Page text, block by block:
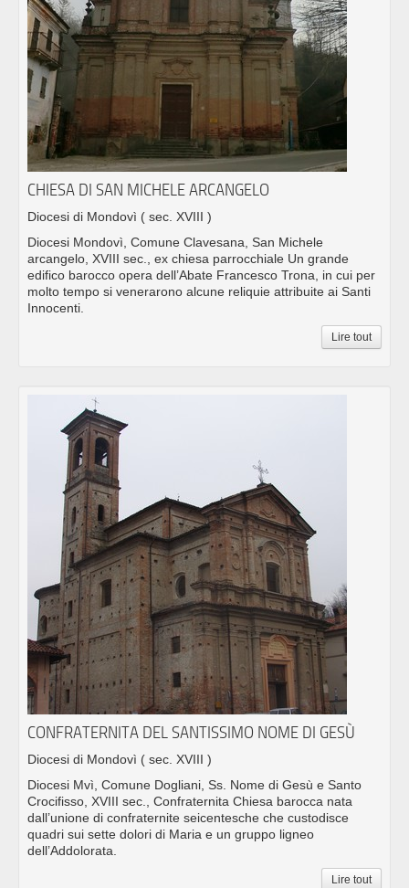
CHIESA DI SAN MICHELE ARCANGELO
Diocesi di Mondovì ( sec. XVIII )
Diocesi Mondovì, Comune Clavesana, San Michele
arcangelo, XVIII sec., ex chiesa parrocchiale Un grande
edifico barocco opera dell’Abate Francesco Trona, in cui per
molto tempo si venerarono alcune reliquie attribuite ai Santi
Innocenti.
Lire tout
CONFRATERNITA DEL SANTISSIMO NOME DI GESÙ
Diocesi di Mondovì ( sec. XVIII )
Diocesi Mvì, Comune Dogliani, Ss. Nome di Gesù e Santo
Crocifisso, XVIII sec., Confraternita Chiesa barocca nata
dall’unione di confraternite seicentesche che custodisce
quadri sui sette dolori di Maria e un gruppo ligneo
dell’Addolorata.
Lire tout